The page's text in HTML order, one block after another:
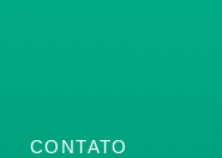
CONTATO